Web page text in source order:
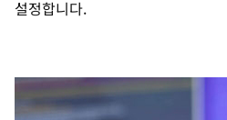
설정합니다.